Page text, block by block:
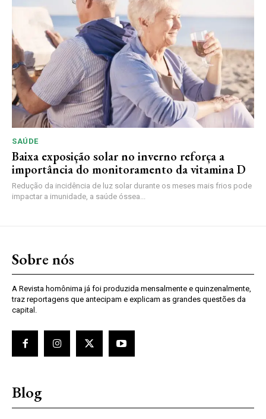
SAÚDE
Baixa exposição solar no inverno reforça a
importância do monitoramento da vitamina D
Redução da incidência de luz solar durante os meses mais frios pode
impactar a imunidade, a saúde óssea...
Sobre nós
A Revista homônima já foi produzida mensalmente e quinzenalmente,
traz reportagens que antecipam e explicam as grandes questões da
capital.
Blog